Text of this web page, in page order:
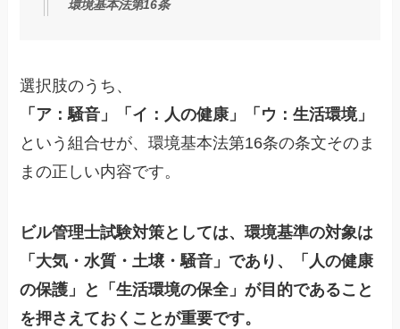
環境基本法第16条
選択肢のうち、
「ア：騒音」「イ：人の健康」「ウ：生活環境」
という組合せが、環境基本法第16条の条文そのま
まの正しい内容です。
ビル管理士試験対策としては、環境基準の対象は
「大気・水質・土壌・騒音」であり、「人の健康
の保護」と「生活環境の保全」が目的であること
を押さえておくことが重要です。